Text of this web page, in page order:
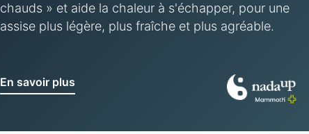
chauds » et aide la chaleur à s'échapper, pour une
assise plus légère, plus fraîche et plus agréable.
En savoir plus